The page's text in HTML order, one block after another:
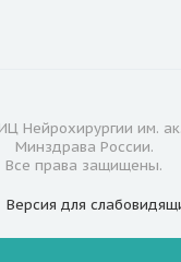
Нейрохирургии им.
Минздрава России.
Все права защищены.
Версия для